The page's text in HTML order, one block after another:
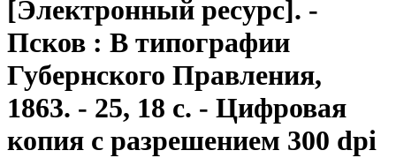
[Электронный ресурс]. -
Псков : В типографии
Губернского Правления,
1863. - 25, 18 с. - Цифровая
копия с разрешением 300 dpi